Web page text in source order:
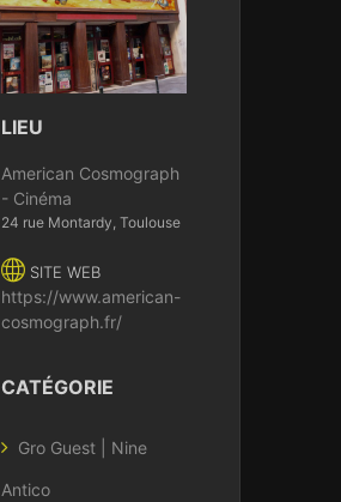
LIEU
American Cosmograph
- Cinéma
24 rue Montardy, Toulouse
SITE WEB
https://www.american-
cosmograph.fr/
CATÉGORIE
Gro Guest | Nine
Antico